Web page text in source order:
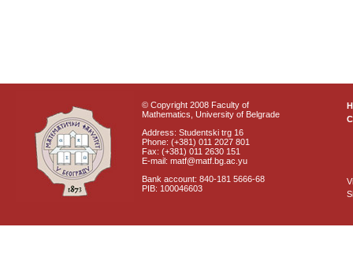
© Copyright 2008 Faculty of
Mathematics, University of Belgrade
Address: Studentski trg 16
Phone: (+381) 011 2027 801
Fax: (+381) 011 2630 151
E-mail: matf@matf.bg.ac.yu
Bank account: 840-181 5666-68
PIB: 100046603